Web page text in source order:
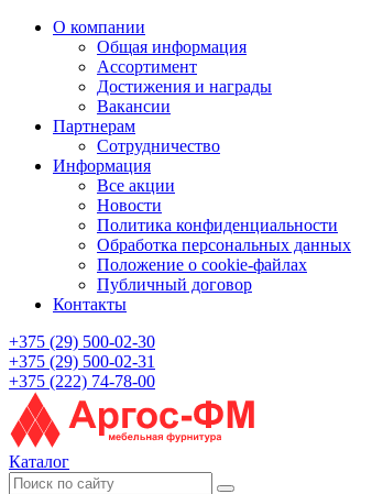
О компании
Общая информация
Ассортимент
Достижения и награды
Вакансии
Партнерам
Сотрудничество
Информация
Все акции
Новости
Политика конфиденциальности
Обработка персональных данных
Положение о cookie-файлах
Публичный договор
Контакты
+375 (29) 500-02-30
+375 (29) 500-02-31
+375 (222) 74-78-00
Каталог